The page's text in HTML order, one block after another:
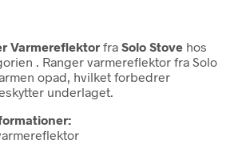
Varmereflektor fra Solo Stove hos
. Ranger varmereflektor fra Solo
opad, hvilket forbedrer
underlaget.